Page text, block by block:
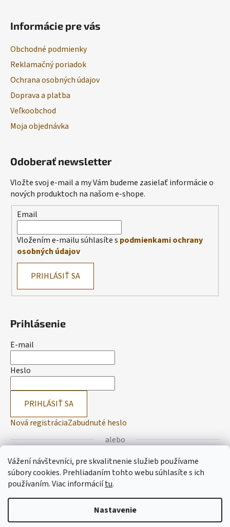
Vážení návštevníci, pre skvalitnenie služieb používame
súbory cookies. Prehliadaním tohto webu súhlasíte s ich
používaním.Viac informáciítu.
Nastavenie
Informácie pre vás
Obchodné podmienky
Reklamačný poriadok
Ochrana osobných údajov
Doprava a platba
Veľkoobchod
Moja objednávka
Odoberať newsletter
Vložte svoj e-mail a my Vám budeme zasielať informácie o
nových produktoch na našom e-shope.
Email
Vložením e-mailu súhlasíte s podmienkami ochrany
osobných údajov
PRIHLÁSIŤ SA
Prihlásenie
E-mail
Heslo
PRIHLÁSIŤ SA
Nová registráciaZabudnuté heslo
alebo
Prihlásiť sa cez Facebook
Prihlásiť sa cez Google